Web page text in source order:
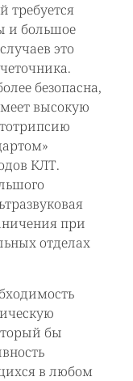
требуется
и большое
это
безопасна,
высокую
КЛТ.
при
отделах
бы
в любом